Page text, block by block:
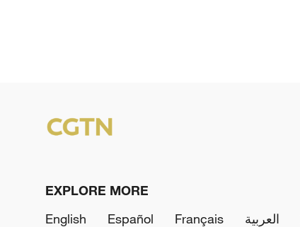
EXPLORE MORE
English
Español Français العربية